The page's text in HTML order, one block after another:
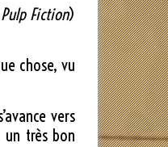
Pulp Fiction)
chose, vu
vers
un très bon